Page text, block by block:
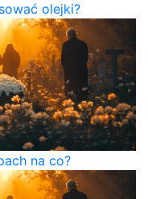
olejki?
na co?